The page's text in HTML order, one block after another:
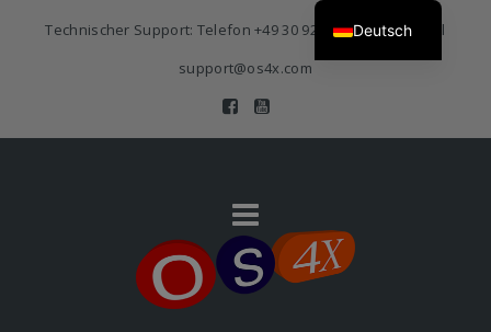
Technischer Support: Telefon+49 30 920 383 3468| E-Mail
support@os4x.com
Deutsch